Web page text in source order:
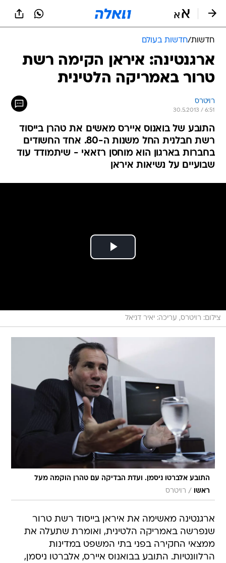
חדשות/חדשות בעולם
ארגנטינה: איראן הקימה רשת
טרור באמריקה הלטינית
רויטרס
30.5.2013 / 6:51
התובע של בואנוס איירס מאשים את טהרן בייסוד
רשת חבלנית החל משנות ה-80. אחד החשודים
בחברות בארגון הוא מוחסן רזאאי - שיתמודד עוד
שבועיים על נשיאות איראן
צילום: רויטרס, עריכה: יאיר דניאל
התובע אלברטו ניסמן. ועדת הבדיקה עם טהרן הוקמה מעל
ראשו
/ רויטרס
ארגנטינה מאשימה את איראן בייסוד רשת טרור
שנפרשה באמריקה הלטינית, ואומרת שתעלה את
ממצאי החקירה בפני בתי המשפט במדינות
הרלוונטיות. התובע בבואנוס איירס, אלברטו ניסמן,